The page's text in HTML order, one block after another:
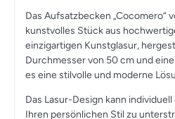
Das Aufsatzbecken „Cocomero“
kunstvolles Stück aus
einzigartigen Kunstglasur,
Durchmesser von 50 cm und
es eine stilvolle und moderne
Das Lasur-Design kann
Ihren persönlichen Stil zu